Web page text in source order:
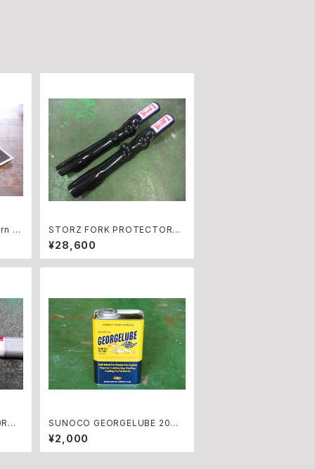
T
STORZ FORK PROTECTORS
BLACK
¥28,600
SUNOCO GEORGELUBE 20W-
50 1リッター缶
¥2,000